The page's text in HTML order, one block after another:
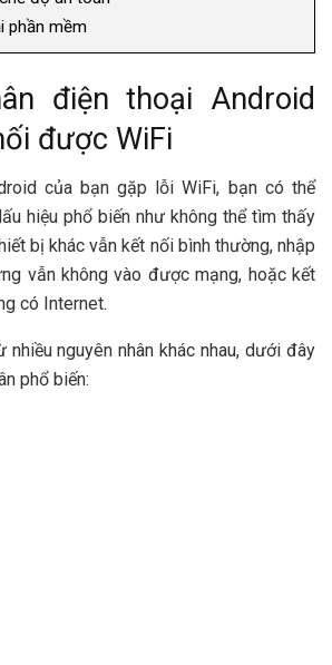
phần mềm
điện thoại Android
được WiFi
của bạn gặp lỗi WiFi, bạn có thể
hiệu phổ biến như không thể tìm thấy
bị khác vẫn kết nối bình thường, nhập
vẫn không vào được mạng, hoặc kết
có Internet.
nhiều nguyên nhân khác nhau, dưới đây
phổ biến: